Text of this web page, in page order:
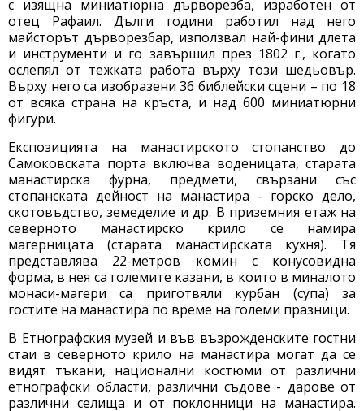
с изящна миниатюрна дърворезба, изработен от
отец Рафаил. Дълги години работил над него
майсторът дърворезбар, използвал най-фини длета
и инструменти и го завършил през 1802 г., когато
ослепял от тежката работа върху този шедьовър.
Върху него са изобразени 36 библейски сцени – по 18
от всяка страна на кръста, и над 600 миниатюрни
фигури.
Експозицията на манастирското стопанство до
Самоковската порта включва воденицата, старата
манастирска фурна, предмети, свързани със
стопанската дейност на манастира - горско дело,
скотовъдство, земеделие и др. В приземния етаж на
северното манастирско крило се намира
магерницата (старата манастирската кухня). Тя
представлява 22-метров комин с конусовидна
форма, в нея са големите казани, в които в миналото
монаси-магери са приготвяли курбан (супа) за
гостите на манастира по време на големи празници.
В Етнографския музей и във възрожденските гостни
стаи в северното крило на манастира могат да се
видят тъкани, национални костюми от различни
етнографски области, различни съдове - дарове от
различни селища и от поклонници на манастира.